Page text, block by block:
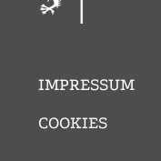
IMPRESSUM
COOKIES